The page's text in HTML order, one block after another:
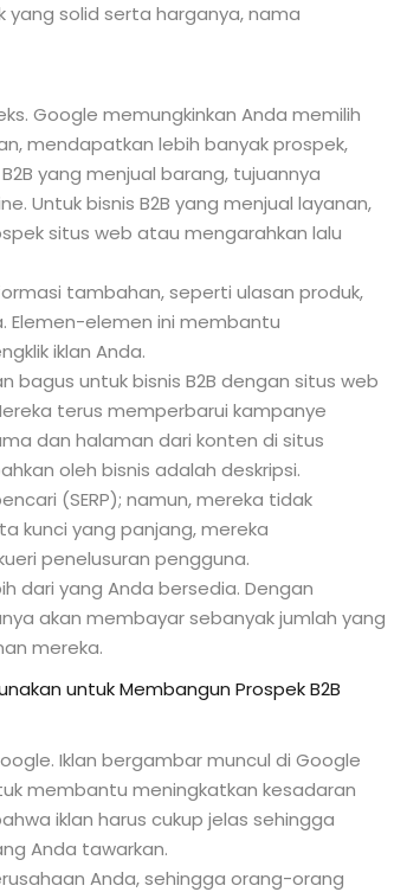
yang solid serta harganya, nama
Google memungkinkan Anda memilih
mendapatkan lebih banyak prospek,
yang menjual barang, tujuannya
Untuk bisnis B2B yang menjual layanan,
situs web atau mengarahkan lalu
tambahan, seperti ulasan produk,
Elemen-elemen ini membantu
iklan Anda.
bagus untuk bisnis B2B dengan situs web
terus memperbarui kampanye
dan halaman dari konten di situs
oleh bisnis adalah deskripsi.
(SERP); namun, mereka tidak
kunci yang panjang, mereka
penelusuran pengguna.
dari yang Anda bersedia. Dengan
akan membayar sebanyak jumlah yang
mereka.
untuk Membangun Prospek B2B
Iklan bergambar muncul di Google
membantu meningkatkan kesadaran
iklan harus cukup jelas sehingga
Anda tawarkan.
Anda, sehingga orang-orang